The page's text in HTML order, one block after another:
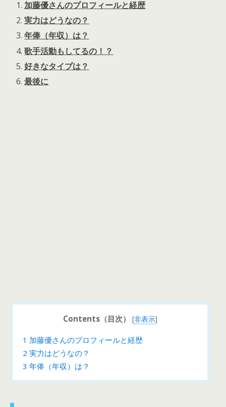
加藤優さんのプロフィールと経歴
実力はどうなの？
年俸（年収）は？
歌手活動もしてるの！？
好きなタイプは？
最後に
Contents（目次） [非表示]
1 加藤優さんのプロフィールと経歴
2 実力はどうなの？
3 年俸（年収）は？